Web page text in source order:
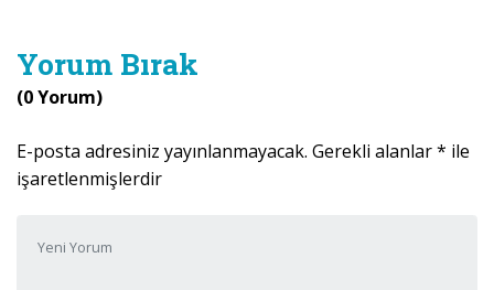
Yorum Bırak
(0 Yorum)
E-posta adresiniz yayınlanmayacak. Gerekli alanlar* ile
işaretlenmişlerdir